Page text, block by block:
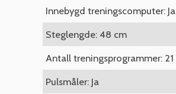
Innebygd treningscomputer: Ja
Steglengde: 48 cm
Antall treningsprogrammer: 21
Pulsmåler: Ja